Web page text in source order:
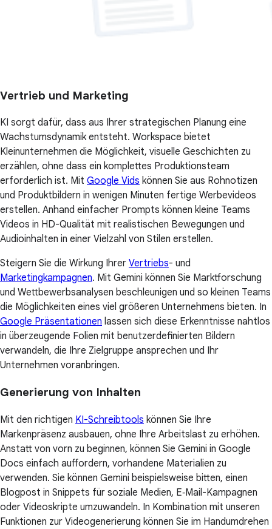
Vertrieb und Marketing
KI sorgt dafür, dass aus Ihrer strategischen Planung eine
Wachstumsdynamik entsteht. Workspace bietet
Kleinunternehmen die Möglichkeit, visuelle Geschichten zu
erzählen, ohne dass ein komplettes Produktionsteam
erforderlich ist. Mit Google Vids können Sie aus Rohnotizen
und Produktbildern in wenigen Minuten fertige Werbevideos
erstellen. Anhand einfacher Prompts können kleine Teams
Videos in HD-Qualität mit realistischen Bewegungen und
Audioinhalten in einer Vielzahl von Stilen erstellen.
Steigern Sie die Wirkung Ihrer Vertriebs- und
Marketingkampagnen. Mit Gemini können Sie Marktforschung
und Wettbewerbsanalysen beschleunigen und so kleinen Teams
die Möglichkeiten eines viel größeren Unternehmens bieten. In
Google Präsentationen lassen sich diese Erkenntnisse nahtlos
in überzeugende Folien mit benutzerdefinierten Bildern
verwandeln, die Ihre Zielgruppe ansprechen und Ihr
Unternehmen voranbringen.
Generierung von Inhalten
Mit den richtigen KI-Schreibtools können Sie Ihre
Markenpräsenz ausbauen, ohne Ihre Arbeitslast zu erhöhen.
Anstatt von vorn zu beginnen, können Sie Gemini in Google
Docs einfach auffordern, vorhandene Materialien zu
verwenden. Sie können Gemini beispielsweise bitten, einen
Blogpost in Snippets für soziale Medien, E‑Mail-Kampagnen
oder Videoskripte umzuwandeln. In Kombination mit unseren
Funktionen zur Videogenerierung können Sie im Handumdrehen